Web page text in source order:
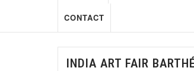
CONTACT
INDIA ART FAIR